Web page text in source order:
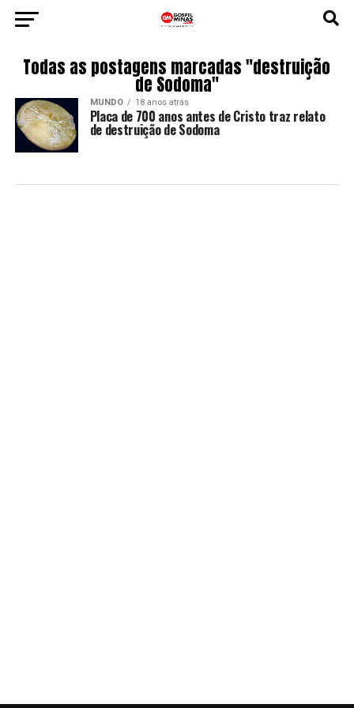
Todas as postagens marcadas "destruição
de Sodoma"
MUNDO 18 anos atrás
Placa de 700 anos antes de Cristo traz relato
de destruição de Sodoma